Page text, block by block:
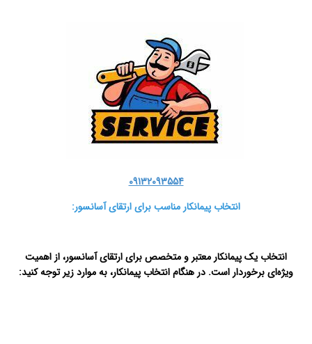
09132093554
انتخاب پیمانکار مناسب برای ارتقای آسانسور:
انتخاب یک پیمانکار معتبر و متخصص برای ارتقای آسانسور، از اهمیت
ویژه‌ای برخوردار است. در هنگام انتخاب پیمانکار، به موارد زیر توجه کنید: